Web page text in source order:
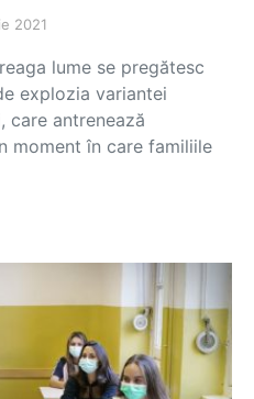
2021
lume se pregătesc
explozia variantei
care antrenează
moment în care familiile